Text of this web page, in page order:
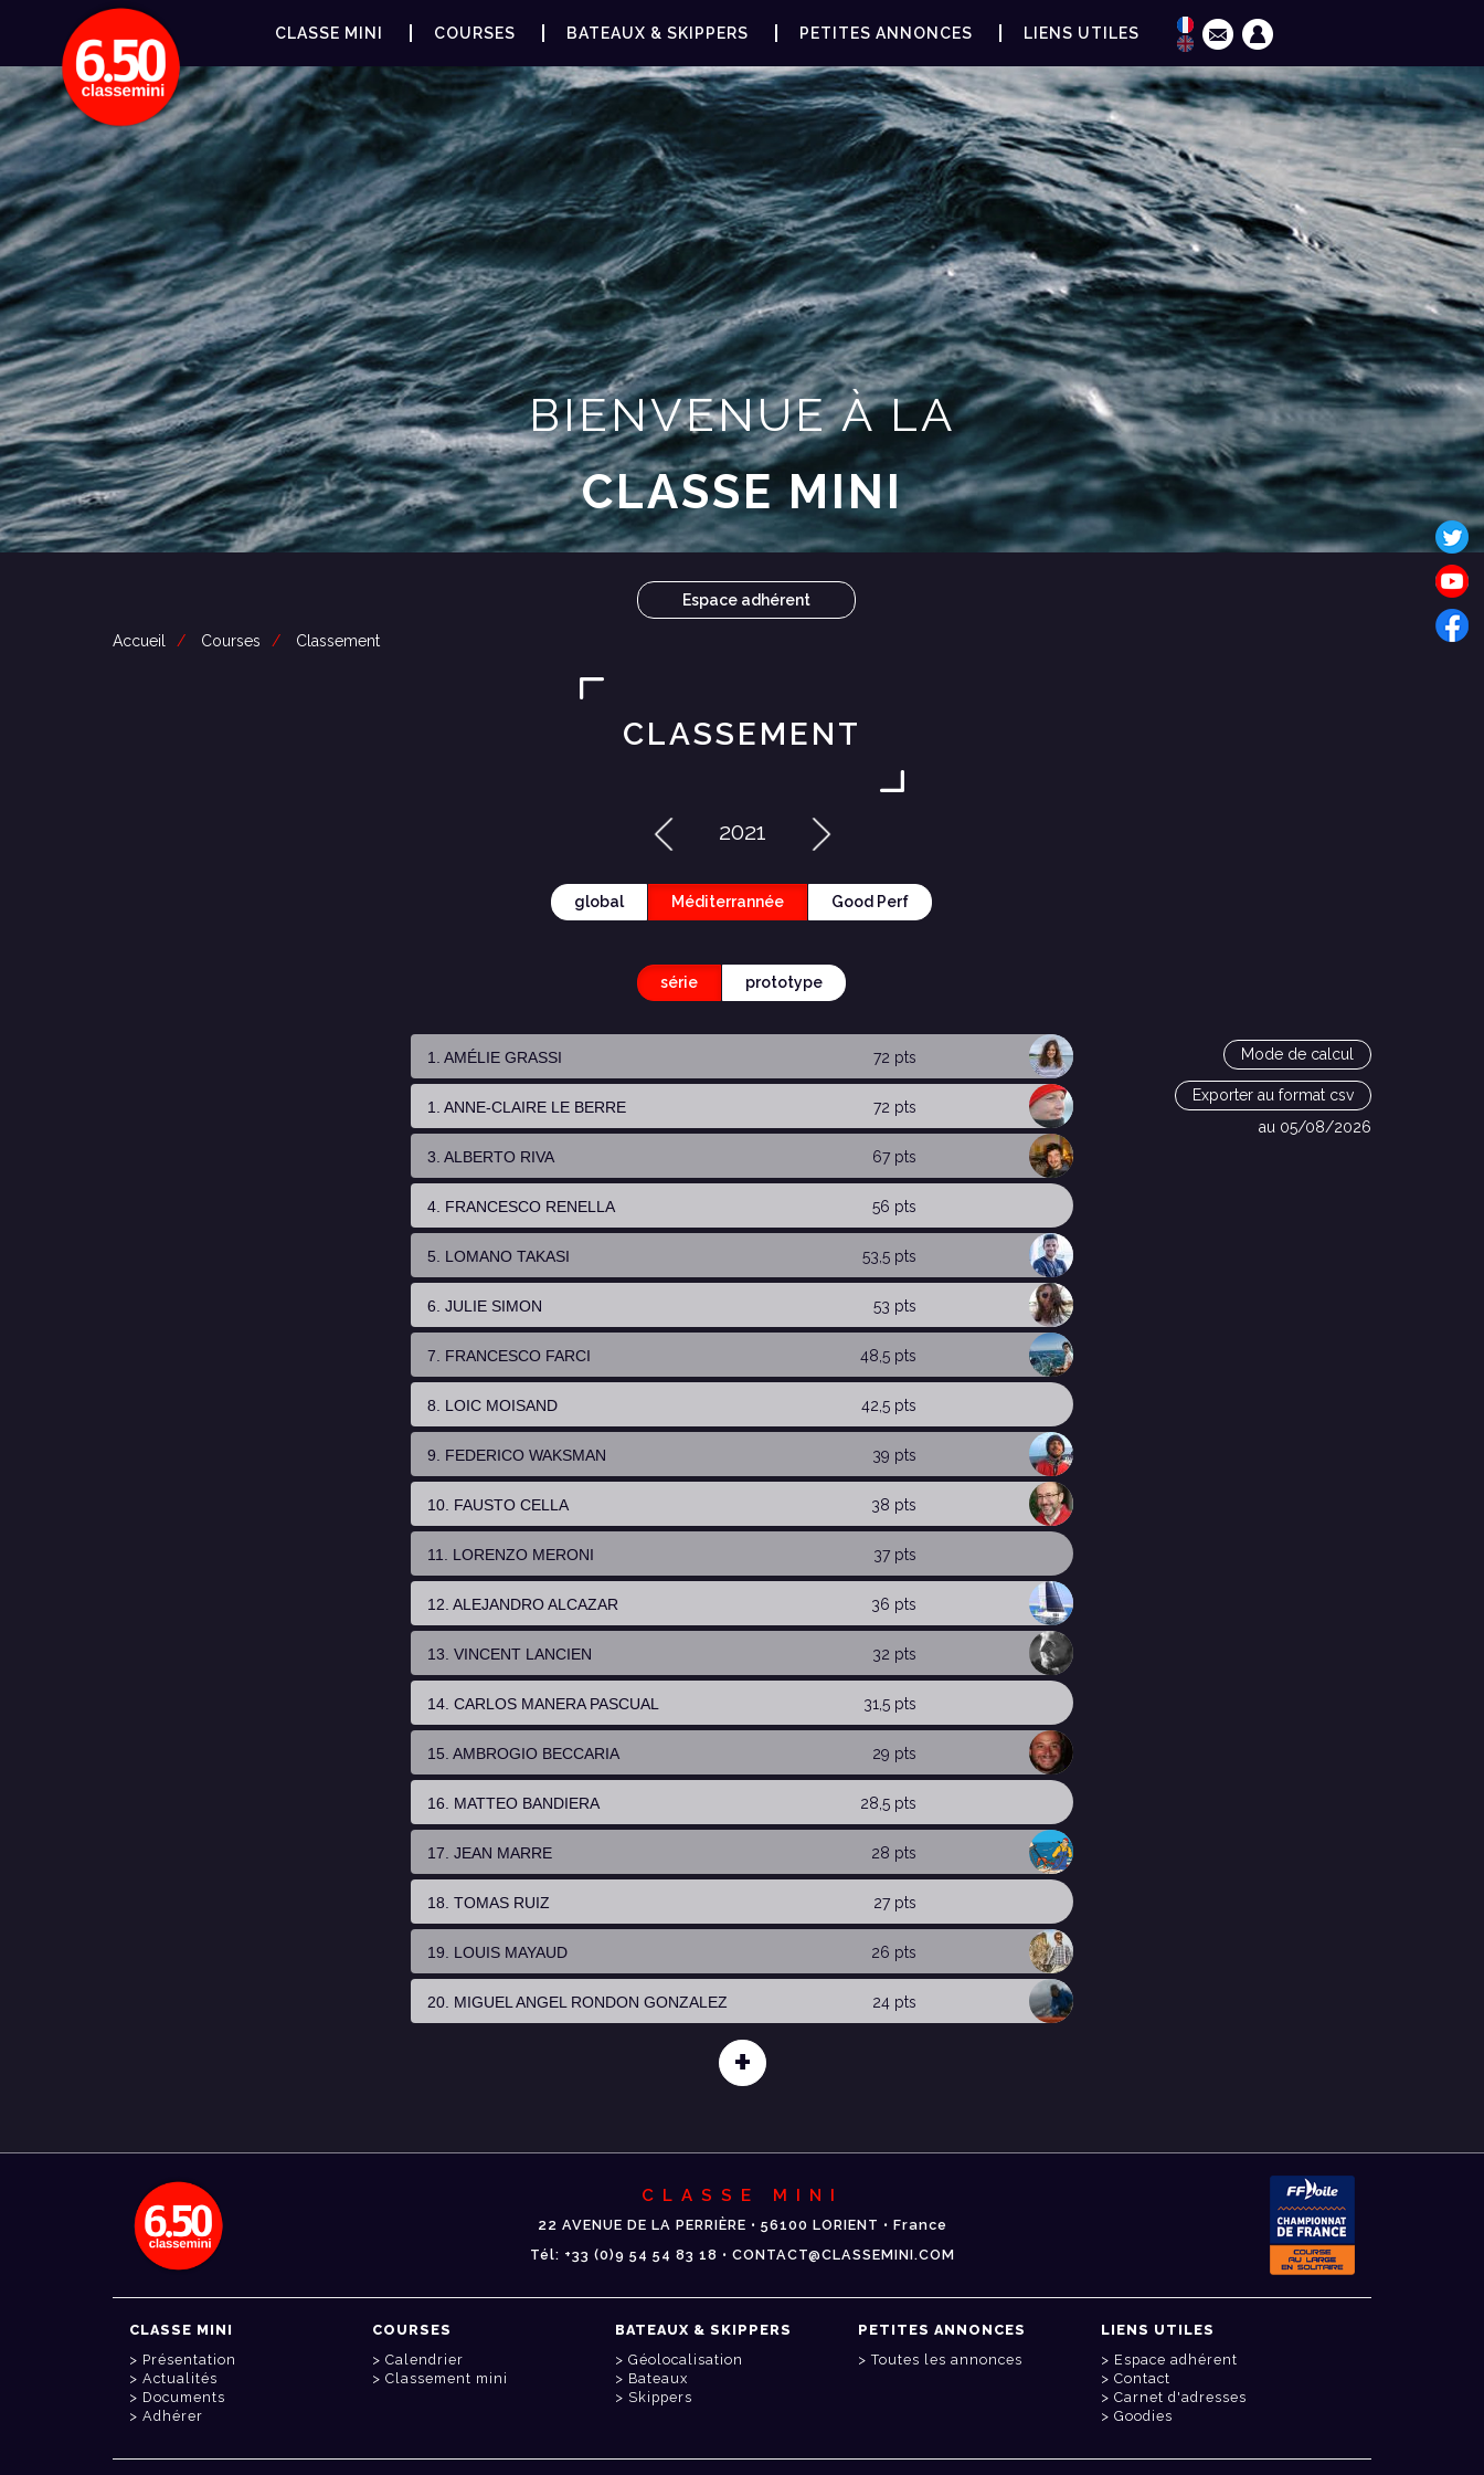
CLASSE MINI COURSES BATEAUX & SKIPPERS PETITES ANNONCES LIENS UTILES
BIENVENUE À LA
CLASSE MINI
Espace adhérent
Accueil Courses Classement
CLASSEMENT
2021
global Méditerrannée Good Perf
série prototype
Mode de calcul
Exporter au format csv
au 05/08/2026
1. AMÉLIE GRASSI 72 pts
1. ANNE-CLAIRE LE BERRE 72 pts
3. ALBERTO RIVA 67 pts
4. FRANCESCO RENELLA 56 pts
5. LOMANO TAKASI 53,5 pts
6. JULIE SIMON 53 pts
7. FRANCESCO FARCI 48,5 pts
8. LOIC MOISAND 42,5 pts
9. FEDERICO WAKSMAN 39 pts
10. FAUSTO CELLA 38 pts
11. LORENZO MERONI 37 pts
12. ALEJANDRO ALCAZAR 36 pts
13. VINCENT LANCIEN 32 pts
14. CARLOS MANERA PASCUAL 31,5 pts
15. AMBROGIO BECCARIA 29 pts
16. MATTEO BANDIERA 28,5 pts
17. JEAN MARRE 28 pts
18. TOMAS RUIZ 27 pts
19. LOUIS MAYAUD 26 pts
20. MIGUEL ANGEL RONDON GONZALEZ 24 pts
+
CLASSE MINI
22 AVENUE DE LA PERRIÈRE • 56100 LORIENT • France
Tél: +33 (0)9 54 54 83 18 • CONTACT@CLASSEMINI.COM
CLASSE MINI
Présentation
Actualités
Documents
Adhérer
COURSES
Calendrier
Classement mini
BATEAUX & SKIPPERS
Géolocalisation
Bateaux
Skippers
PETITES ANNONCES
Toutes les annonces
LIENS UTILES
Espace adhérent
Contact
Carnet d'adresses
Goodies